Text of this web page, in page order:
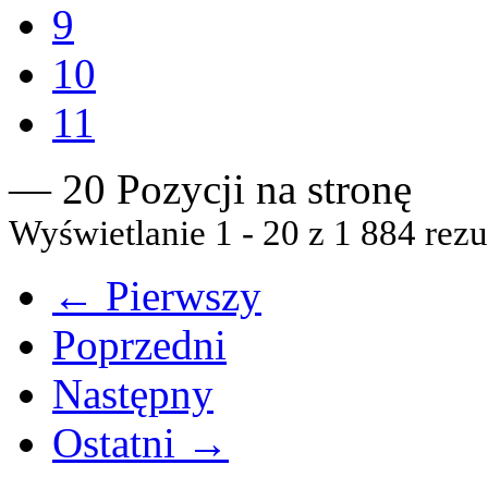
9
10
11
— 20 Pozycji na stronę
Wyświetlanie 1 - 20 z 1 884
← Pierwszy
Poprzedni
Następny
Ostatni →